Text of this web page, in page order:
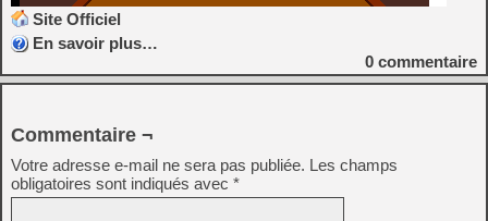
Site Officiel
En savoir plus…
0 commentaire
Commentaire ¬
Votre adresse e-mail ne sera pas publiée. Les champs
obligatoires sont indiqués avec *